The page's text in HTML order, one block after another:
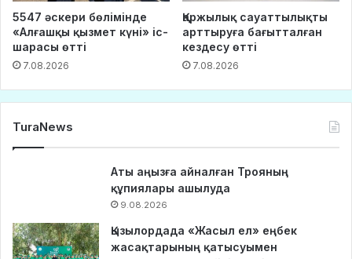
5547 әскери бөлімінде
«Алғашқы қызмет күні» іс-
шарасы өтті
7.08.2026
Қаржылық сауаттылықты
арттыруға бағытталған
кездесу өтті
7.08.2026
TuraNews
Аты аңызға айналған Трояның
құпиялары ашылуда
9.08.2026
Қызылордада «Жасыл ел» еңбек
жасақтарының қатысуымен